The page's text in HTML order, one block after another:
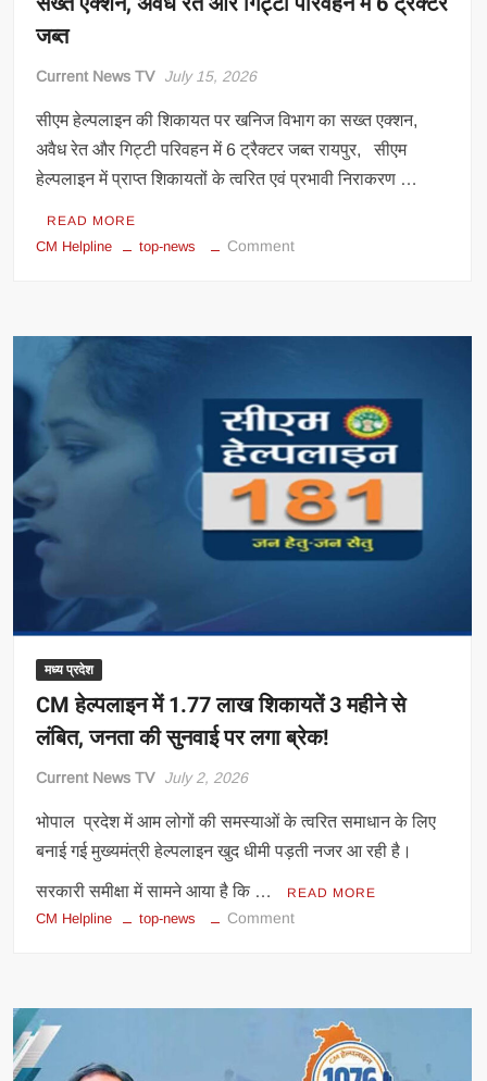
जब्त
Current News TV July 15, 2026
सीएम हेल्पलाइन की शिकायत पर खनिज विभाग का सख्त एक्शन,
अवैध रेत और गिट्टी परिवहन में 6 ट्रैक्टर जब्त रायपुर, सीएम
हेल्पलाइन में प्राप्त शिकायतों के त्वरित एवं प्रभावी निराकरण …
READ MORE
CM Helpline top-news Commenton
खनिज
विभाग
का
सख्त
एक्शन,
अवैध
रेत
ट्रैक्टर
जब्त
मध्य प्रदेश
CM हेल्पलाइन में 1.77 लाख शिकायतें 3 महीने से
लंबित, जनता की सुनवाई पर लगा ब्रेक!
Current News TV July 2, 2026
भोपाल प्रदेश में आम लोगों की समस्याओं के त्वरित समाधान के लिए
बनाई गई मुख्यमंत्री हेल्पलाइन खुद धीमी पड़ती नजर आ रही है।
सरकारी समीक्षा में सामने आया है कि … READ MORE
CM Helpline top-news Commenton
लाख
शिकायतें